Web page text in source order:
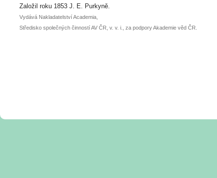
posteru je už 30. června.
Založil roku 1853 J. E. Purkyně.
Vydává Nakladatelství Academia,
Středisko společných činností AV ČR, v. v. i., za podpory Akademie věd ČR.